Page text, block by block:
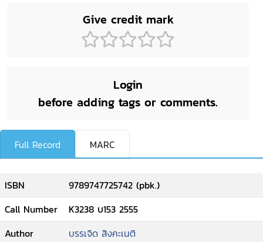
Give credit mark
Login
before adding tags or comments.
Full Record MARC
ISBN
9789747725742 (pbk.)
Call Number
K3238 บ153 2555
Author
บรรเจิด สิงคะเนติ